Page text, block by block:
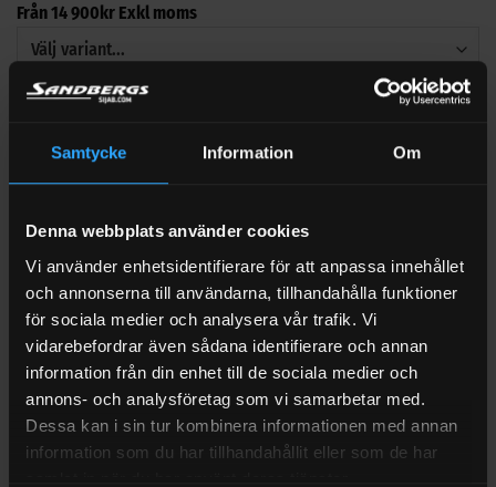
Samtycke Information Om
Denna webbplats använder cookies
Vi använder enhetsidentifierare för att anpassa innehållet
och annonserna till användarna, tillhandahålla funktioner
för sociala medier och analysera vår trafik. Vi
vidarebefordrar även sådana identifierare och annan
information från din enhet till de sociala medier och
annons- och analysföretag som vi samarbetar med.
Dessa kan i sin tur kombinera informationen med annan
information som du har tillhandahållit eller som de har
Från14 900 kr Exkl moms
+
LÄGG TILL
Dieseltank 185-200 liter 42CM Låg flaktank aluminium ADR
Från17 660kr Exkl moms